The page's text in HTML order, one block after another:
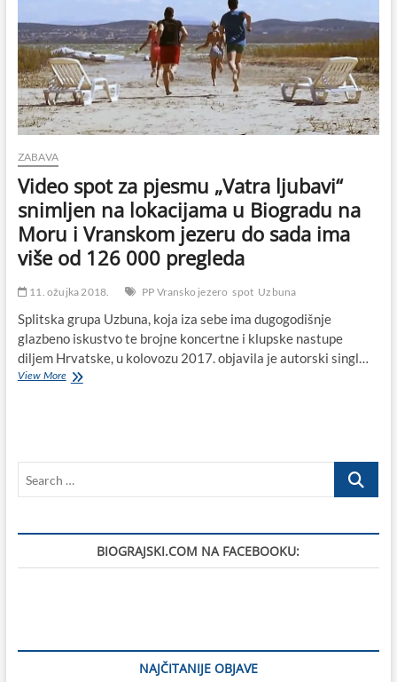
“LiveCamCroatia”
prijenos
uživo
od
0-
24
ZABAVA
Video spot za pjesmu „Vatra ljubavi“
snimljen na lokacijama u Biogradu na
Moru i Vranskom jezeru do sada ima
više od 126 000 pregleda
11. ožujka 2018. PP Vransko jezero spot Uzbuna
Splitska grupa Uzbuna, koja iza sebe ima dugogodišnje
glazbeno iskustvo te brojne koncertne i klupske nastupe
diljem Hrvatske, u kolovozu 2017. objavila je autorski singl…
View MoreVideo
na
Biogradu
Moru
Search
BIOGRAJSKI.COM NA FACEBOOKU:
NAJČITANIJE OBJAVE